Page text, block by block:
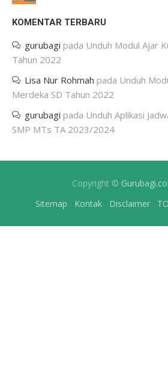
KOMENTAR TERBARU
gurubagi pada Unduh Modul Ajar
Tahun 2022
Lisa Nur Rohmah pada Unduh
Merdeka SD Tahun 2022
gurubagi pada Unduh Aplikasi
SMP MTs TA 2023/2024
Copyright ©
Sitemap
Kontak Disclaimer